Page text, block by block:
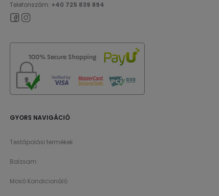
Telefonszám: +40 725 839 894
GYORS NAVIGÁCIÓ
Testápolási termékek
Balzsam
Mosó Kondicionáló